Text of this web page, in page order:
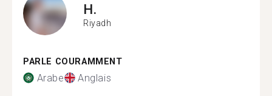
H.
Riyadh
PARLE COURAMMENT
Arabe Anglais